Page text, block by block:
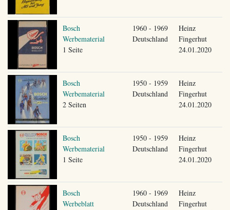
Bosch
Werbematerial
1 Seite
1960 - 1969
Deutschland
Heinz
Fingerhut
24.01.2020
Bosch
Werbematerial
2 Seiten
1950 - 1959
Deutschland
Heinz
Fingerhut
24.01.2020
Bosch
Werbematerial
1 Seite
1950 - 1959
Deutschland
Heinz
Fingerhut
24.01.2020
Bosch
Werbeblatt
1960 - 1969
Deutschland
Heinz
Fingerhut